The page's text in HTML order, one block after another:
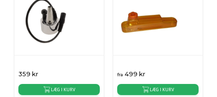
359 kr
LÆG I KURV
fra 499 kr
LÆG I KURV